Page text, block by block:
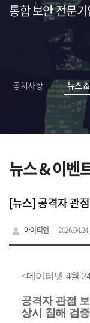
통합 보안 전문
공지사항 뉴스
뉴스 & 이벤
아이티언
<데이터넷 4월
공격자 관점
상시 침해 검